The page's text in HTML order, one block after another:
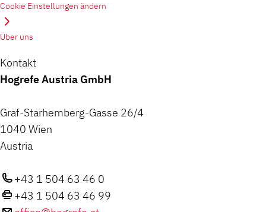
Cookie Einstellungen ändern
Über uns
Kontakt
Hogrefe Austria GmbH
Graf-Starhemberg-Gasse 26/4
1040 Wien
Austria
+43 1 504 63 46 0
+43 1 504 63 46 99